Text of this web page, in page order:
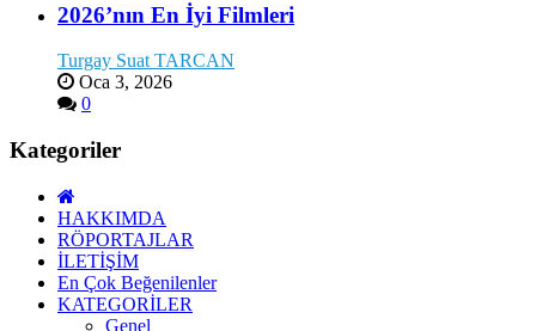
2026’nın En İyi Filmleri
Turgay Suat TARCAN
Oca 3, 2026
0
Kategoriler
HAKKIMDA
RÖPORTAJLAR
İLETİŞİM
En Çok Beğenilenler
KATEGORİLER
Genel